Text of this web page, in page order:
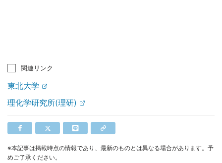
関連リンク
東北大学
理化学研究所(理研)
※本記事は掲載時点の情報であり、最新のものとは異なる場合があります。予
めご了承ください。